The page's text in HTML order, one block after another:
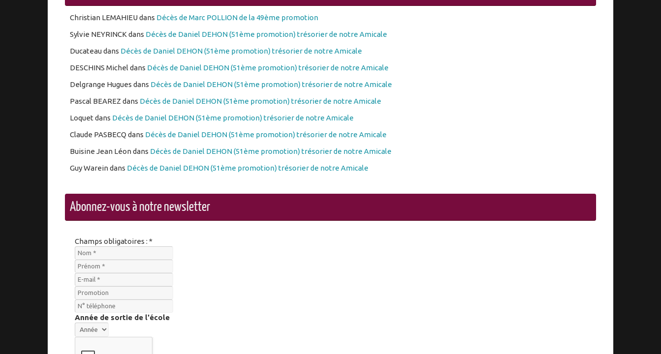
Christian LEMAHIEUdans Décès de Marc POLLION de la 49ème promotion
Sylvie NEYRINCK dans Décès de Daniel DEHON (51ème promotion) trésorier de notre Amicale
Ducateaudans Décès de Daniel DEHON (51ème promotion) trésorier de notre Amicale
DESCHINS Michel dans Décès de Daniel DEHON (51ème promotion) trésorier de notre Amicale
Delgrange Hugues dans Décès de Daniel DEHON (51ème promotion) trésorier de notre Amicale
Pascal BEAREZ dans Décès de Daniel DEHON (51ème promotion) trésorier de notre Amicale
Loquet dans Décès de Daniel DEHON (51ème promotion) trésorier de notre Amicale
Claude PASBECQ dans Décès de Daniel DEHON (51ème promotion) trésorier de notre Amicale
Buisine Jean Léondans Décès de Daniel DEHON (51ème promotion) trésorier de notre Amicale
Guy Wareindans Décès de Daniel DEHON (51ème promotion) trésorier de notre Amicale
Abonnez-vous à notre newsletter
Champs obligatoires : *
Année de sortie de l'école